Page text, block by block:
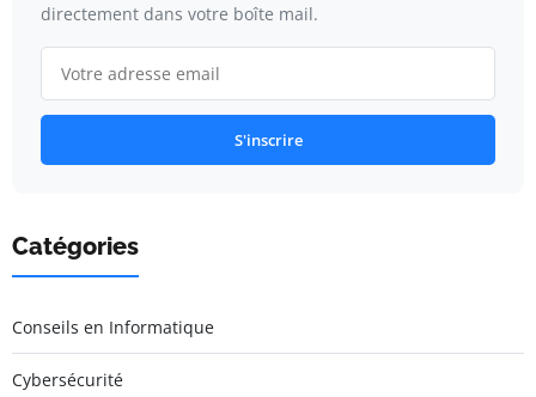
directement dans votre boîte mail.
S'inscrire
Catégories
Conseils en Informatique
Cybersécurité